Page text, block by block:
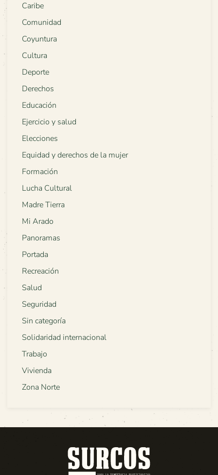
Caribe
Comunidad
Coyuntura
Cultura
Deporte
Derechos
Educación
Ejercicio y salud
Elecciones
Equidad y derechos de la mujer
Formación
Lucha Cultural
Madre Tierra
Mi Arado
Panoramas
Portada
Recreación
Salud
Seguridad
Sin categoría
Solidaridad internacional
Trabajo
Vivienda
Zona Norte